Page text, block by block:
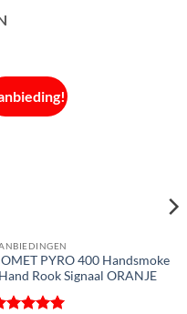
PYRO 400 Handsmoke
Hand Rook Signaal ORANJE